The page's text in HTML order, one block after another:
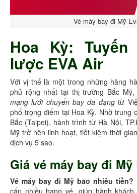
Vé máy bay đi Mỹ
Hoa Kỳ:
lược EVA Air
Với vị thế là một trong những hãng
phủ rộng nhất tại thị trường Bắc Mỹ,
mạng lưới chuyến bay đa dạngtừ
phố trọng điểm tại Hoa Kỳ. Nhờ trung
Bắc (Taipei), hành trình từ Hà Nội,
Mỹ trở nên linh hoạt, tiết kiệm thời
dịch vụ 5 sao.
Giá vé máy bay đi Mỹ
Vé máy bay đi Mỹ bao nhiêu tiền?
cấp nhiều hạng vé, giúp hành